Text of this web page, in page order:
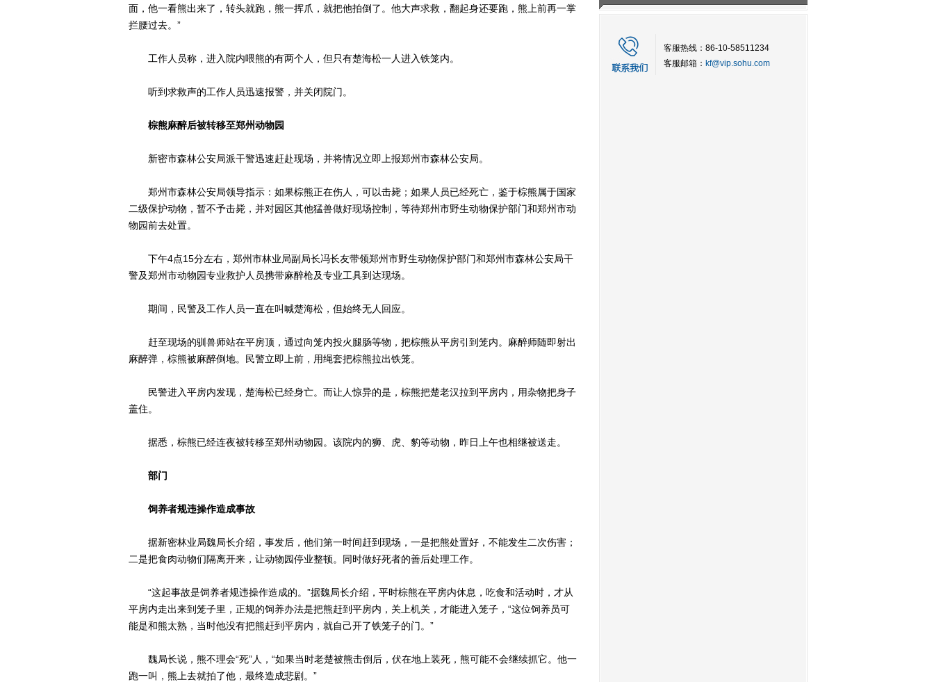
面，他一看熊出来了，转头就跑，熊一挥爪，就把他拍倒了。他大声求救，翻起身还要跑，熊上前再一掌
拦腰过去。”
工作人员称，进入院内喂熊的有两个人，但只有楚海松一人进入铁笼内。
听到求救声的工作人员迅速报警，并关闭院门。
棕熊麻醉后被转移至郑州动物园
新密市森林公安局派干警迅速赶赴现场，并将情况立即上报郑州市森林公安局。
郑州市森林公安局领导指示：如果棕熊正在伤人，可以击毙；如果人员已经死亡，鉴于棕熊属于国家
二级保护动物，暂不予击毙，并对园区其他猛兽做好现场控制，等待郑州市野生动物保护部门和郑州市动
物园前去处置。
下午4点15分左右，郑州市林业局副局长冯长友带领郑州市野生动物保护部门和郑州市森林公安局干
警及郑州市动物园专业救护人员携带麻醉枪及专业工具到达现场。
期间，民警及工作人员一直在叫喊楚海松，但始终无人回应。
赶至现场的驯兽师站在平房顶，通过向笼内投火腿肠等物，把棕熊从平房引到笼内。麻醉师随即射出
麻醉弹，棕熊被麻醉倒地。民警立即上前，用绳套把棕熊拉出铁笼。
民警进入平房内发现，楚海松已经身亡。而让人惊异的是，棕熊把楚老汉拉到平房内，用杂物把身子
盖住。
据悉，棕熊已经连夜被转移至郑州动物园。该院内的狮、虎、豹等动物，昨日上午也相继被送走。
部门
饲养者规违操作造成事故
据新密林业局魏局长介绍，事发后，他们第一时间赶到现场，一是把熊处置好，不能发生二次伤害；
二是把食肉动物们隔离开来，让动物园停业整顿。同时做好死者的善后处理工作。
“这起事故是饲养者规违操作造成的。”据魏局长介绍，平时棕熊在平房内休息，吃食和活动时，才从
平房内走出来到笼子里，正规的饲养办法是把熊赶到平房内，关上机关，才能进入笼子，“这位饲养员可
能是和熊太熟，当时他没有把熊赶到平房内，就自己开了铁笼子的门。”
魏局长说，熊不理会“死”人，“如果当时老楚被熊击倒后，伏在地上装死，熊可能不会继续抓它。他一
跑一叫，熊上去就拍了他，最终造成悲剧。”
客服热线：86-10-58511234
客服邮箱： kf@vip.sohu.com